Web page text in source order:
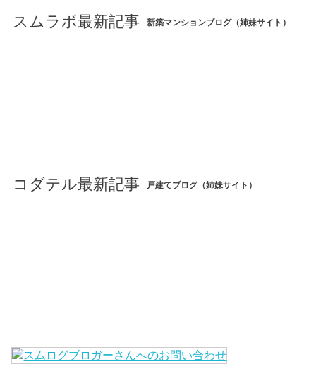
スムラボ最新記事 新築マンションブログ（姉妹サイト）
コダテル最新記事 戸建てブログ（姉妹サイト）